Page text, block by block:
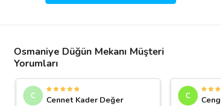
Osmaniye Düğün Mekanı Müşteri
Yorumları
C
Cennet Kader Değer
C